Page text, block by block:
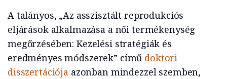
A talányos, „Az asszisztált reprodukciós
eljárások alkalmazása a női termékenység
megőrzésében: Kezelési stratégiák és
eredményes módszerek” című doktori
disszertációja azonban mindezzel szemben,